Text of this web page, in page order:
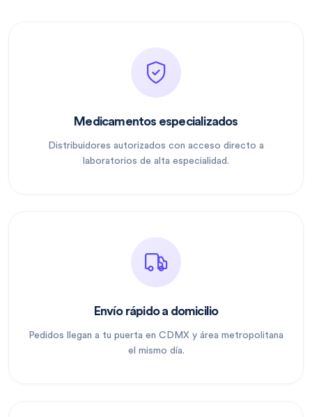
Medicamentos especializados
Distribuidores autorizados con acceso directo a
laboratorios de alta especialidad.
Envío rápido a domicilio
Pedidos llegan a tu puerta en CDMX y área metropolitana
el mismo día.